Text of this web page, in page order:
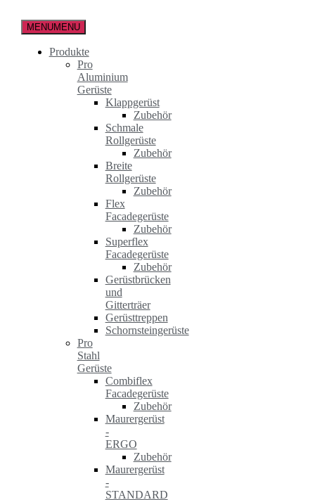
Inhalt
springen
MENUMENU
Produkte
Pro
Aluminium
Gerüste
Klappgerüst
Zubehör
Schmale
Rollgerüste
Zubehör
Breite
Rollgerüste
Zubehör
Flex
Facadegerüste
Zubehör
Superflex
Facadegerüste
Zubehör
Gerüstbrücken
und
Gitterträer
Gerüsttreppen
Schornsteingerüste
Pro
Stahl
Gerüste
Combiflex
Facadegerüste
Zubehör
Maurergerüst
-
ERGO
Zubehör
Maurergerüst
-
STANDARD